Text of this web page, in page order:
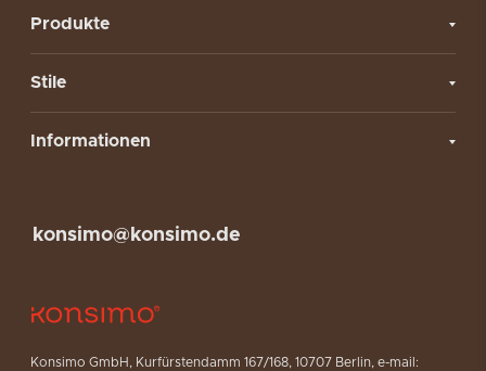
Produkte
Stile
Informationen
Konsimo GmbH, Kurfürstendamm 167/168, 10707 Berlin, e-mail:
konsimo@konsimo.de